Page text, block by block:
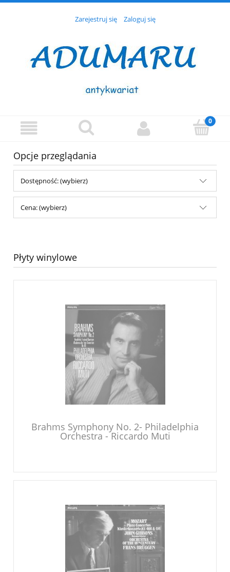
Zarejestruj się Zaloguj się
Opcje przeglądania
Dostępność: (wybierz)
Cena: (wybierz)
Płyty winylowe
Brahms Symphony No. 2- Philadelphia
Orchestra - Riccardo Muti